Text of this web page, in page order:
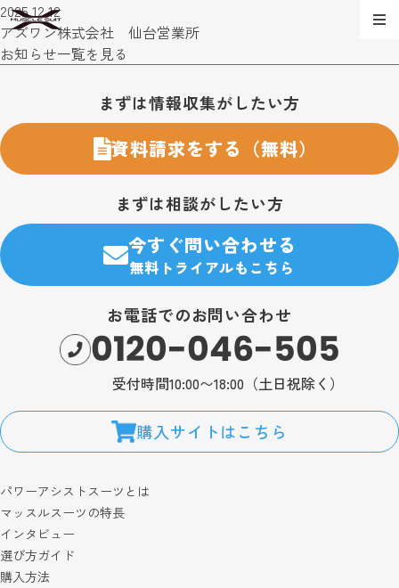
2025.12.12
アズワン株式会社 仙台営業所
お知らせ一覧を見る
まずは情報収集がしたい方
資料請求をする（無料）
まずは相談がしたい方
今すぐ問い合わせる
無料トライアルもこちら
お電話でのお問い合わせ
0120-046-505
受付時間10:00〜18:00（土日祝除く）
購入サイトはこちら
パワーアシストスーツとは
マッスルスーツの特長
インタビュー
選び方ガイド
購入方法